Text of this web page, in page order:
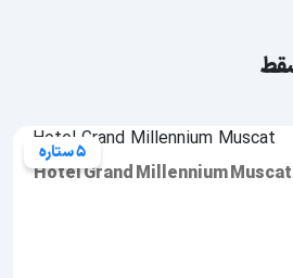
5 ستاره
Hotel Grand Millennium Muscat